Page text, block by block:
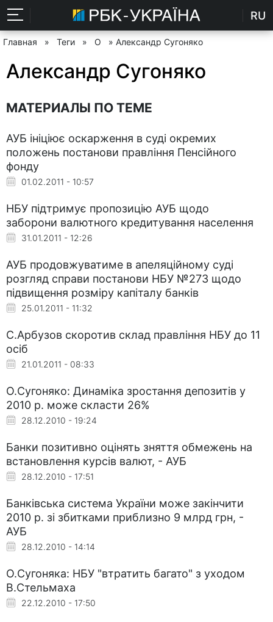
RU
Главная » Теги » О » Александр Сугоняко
Александр Сугоняко
МАТЕРИАЛЫ ПО ТЕМЕ
АУБ ініціює оскарження в суді окремих
положень постанови правління Пенсійного
фонду
01.02.2011 - 10:57
НБУ підтримує пропозицію АУБ щодо
заборони валютного кредитування населення
31.01.2011 - 12:26
АУБ продовжуватиме в апеляційному суді
розгляд справи постанови НБУ №273 щодо
підвищення розміру капіталу банків
25.01.2011 - 11:32
С.Арбузов скоротив склад правління НБУ до 11
осіб
21.01.2011 - 08:33
О.Сугоняко: Динаміка зростання депозитів у
2010 р. може скласти 26%
28.12.2010 - 19:24
Банки позитивно оцінять зняття обмежень на
встановлення курсів валют, - АУБ
28.12.2010 - 17:51
Банківська система України може закінчити
2010 р. зі збитками приблизно 9 млрд грн, -
АУБ
28.12.2010 - 14:14
О.Сугоняка: НБУ "втратить багато" з уходом
В.Стельмаха
22.12.2010 - 17:50